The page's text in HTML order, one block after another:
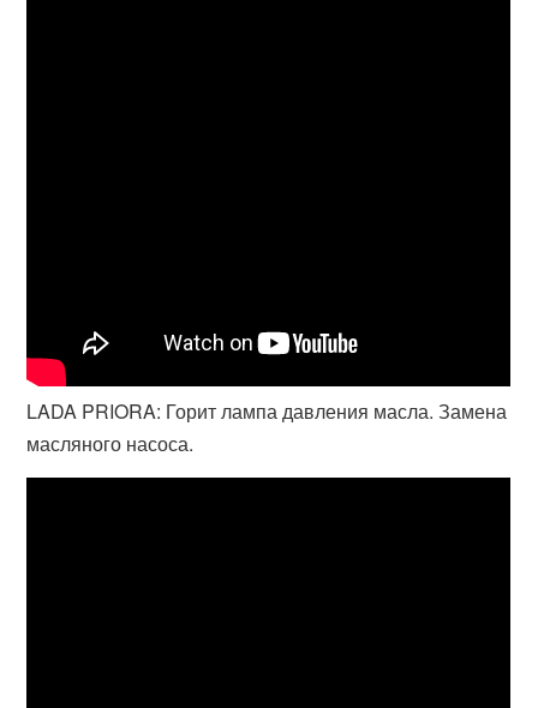
LADA PRIORA: Горит лампа давления масла. Замена
масляного насоса.